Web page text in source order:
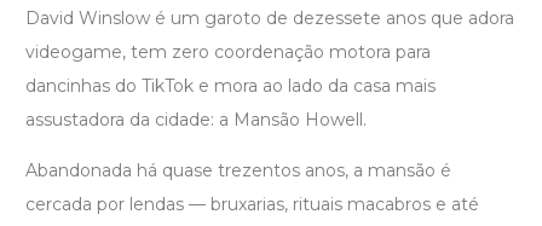
David Winslow é um garoto de dezessete anos que adora
videogame, tem zero coordenação motora para
dancinhas do TikTok e mora ao lado da casa mais
assustadora da cidade: a Mansão Howell.
Abandonada há quase trezentos anos, a mansão é
cercada por lendas — bruxarias, rituais macabros e até